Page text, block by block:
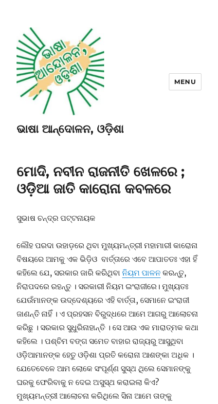
ଭାଷା ଆନ୍ଦୋଳନ, ଓଡ଼ିଶା
MENU
ମୋଦି, ନବୀନ ରାଜନୀତି ଖେଳରେ ;
ଓଡ଼ିଆ ଜାତି କାରୋନା କବଳରେ
ସୁଭାଷ ଚନ୍ଦ୍ର ପଟ୍ଟନାୟକ
ଲୌହ ପରଦା ଉହାଡ଼ରେ ଥିବା ମୁଖ୍ୟମନ୍ତ୍ରୀ ମହାମାରୀ କାରୋନା
ବିଷୟରେ ଆମକୁ ଏକ ଭିଡ଼ିଓ ବାର୍ତ୍ତାରେ ଏବେ ଆପାତତଃ ଏହା ହିଁ
କହିଲେ ଯେ, ସରକାର ଜାରି କରିଥିବାନିୟମ ପାଳନ କରନ୍ତୁ,
ନିରାପଦରେ ରହନ୍ତୁ । ସରକାରୀ ନିୟମ ଇଂରାଜୀରେ। ମୁଖ୍ୟତଃ
ଯେଉଁମାନଙ୍କ ଉଦ୍ଦେଶ୍ୟରେ ଏହି ବାର୍ତ୍ତା, ସେମାନେ ଇଂରାଜୀ
ଜାଣନ୍ତି ନାହିଁ । ଏ ପ୍ରହସନ ବିରୁଦ୍ଧରେ ଆମେ ଆଗରୁ ଆଲୋଚନା
କରିଛୁ । ସରକାର ସୁଧୁରିନାହାନ୍ତି । ସେ ଆଉ ଏକ ମାରାତ୍ମକ କଥା
କହିଲେ । ପଶ୍ଚିମ ବଙ୍ଗ ସମେତ ବାହାର ରାଜ୍ୟରୁ ଆସୁଥିବା
ଓଡ଼ିଆମାନଙ୍କ ହେତୁ ଓଡ଼ିଶା ପ୍ରତି କରୋନା ଆଶଙ୍କା ଅଧିକ ।
ଯେତେବେଳେ ଆମ ଲୋକେ ସଂପୂର୍ଣ୍ଣ ସୁସ୍ଥ ଥିଲେ ସେମାନଙ୍କୁ
ଘରକୁ ଫେରିବାକୁ ନ ଦେଇ ଅସୁସ୍ଥ କରାଇଲା କିଏ?
ମୁଖ୍ୟମନ୍ତ୍ରୀ ଆଲୋଚନା କରିଥିଲେ ସିନା ଆମେ ତାଙ୍କୁ